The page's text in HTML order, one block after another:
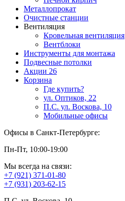
Металлопрокат
Очистные станции
Вентиляция
Кровельная вентиляция
Вентблоки
Инструменты для монтажа
Подвесные потолки
Акции 26
Корзина
Где купить?
ул. Оптиков, 22
П.С. ул. Воскова, 10
Мобильные офисы
Офисы в Санкт-Петербурге:
Пн-Пт, 10:00-19:00
Мы всегда на связи:
+7 (921) 371-01-80
+7 (931) 203-62-15